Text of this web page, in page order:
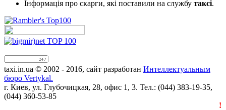
Інформація про скарги, які поставили на службу таксі.
taxi.in.ua © 2002 - 2016, сайт разработан Интеллектуальным
бюро Vertykal.
г. Киев, ул. Глубочицкая, 28, офис 1, 3. Тел.: (044) 383-19-35,
(044) 360-53-85